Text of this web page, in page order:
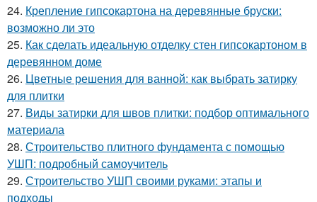
24. Крепление гипсокартона на деревянные бруски:
возможно ли это
25. Как сделать идеальную отделку стен гипсокартоном в
деревянном доме
26. Цветные решения для ванной: как выбрать затирку
для плитки
27. Виды затирки для швов плитки: подбор оптимального
материала
28. Строительство плитного фундамента с помощью
УШП: подробный самоучитель
29. Строительство УШП своими руками: этапы и
подходы